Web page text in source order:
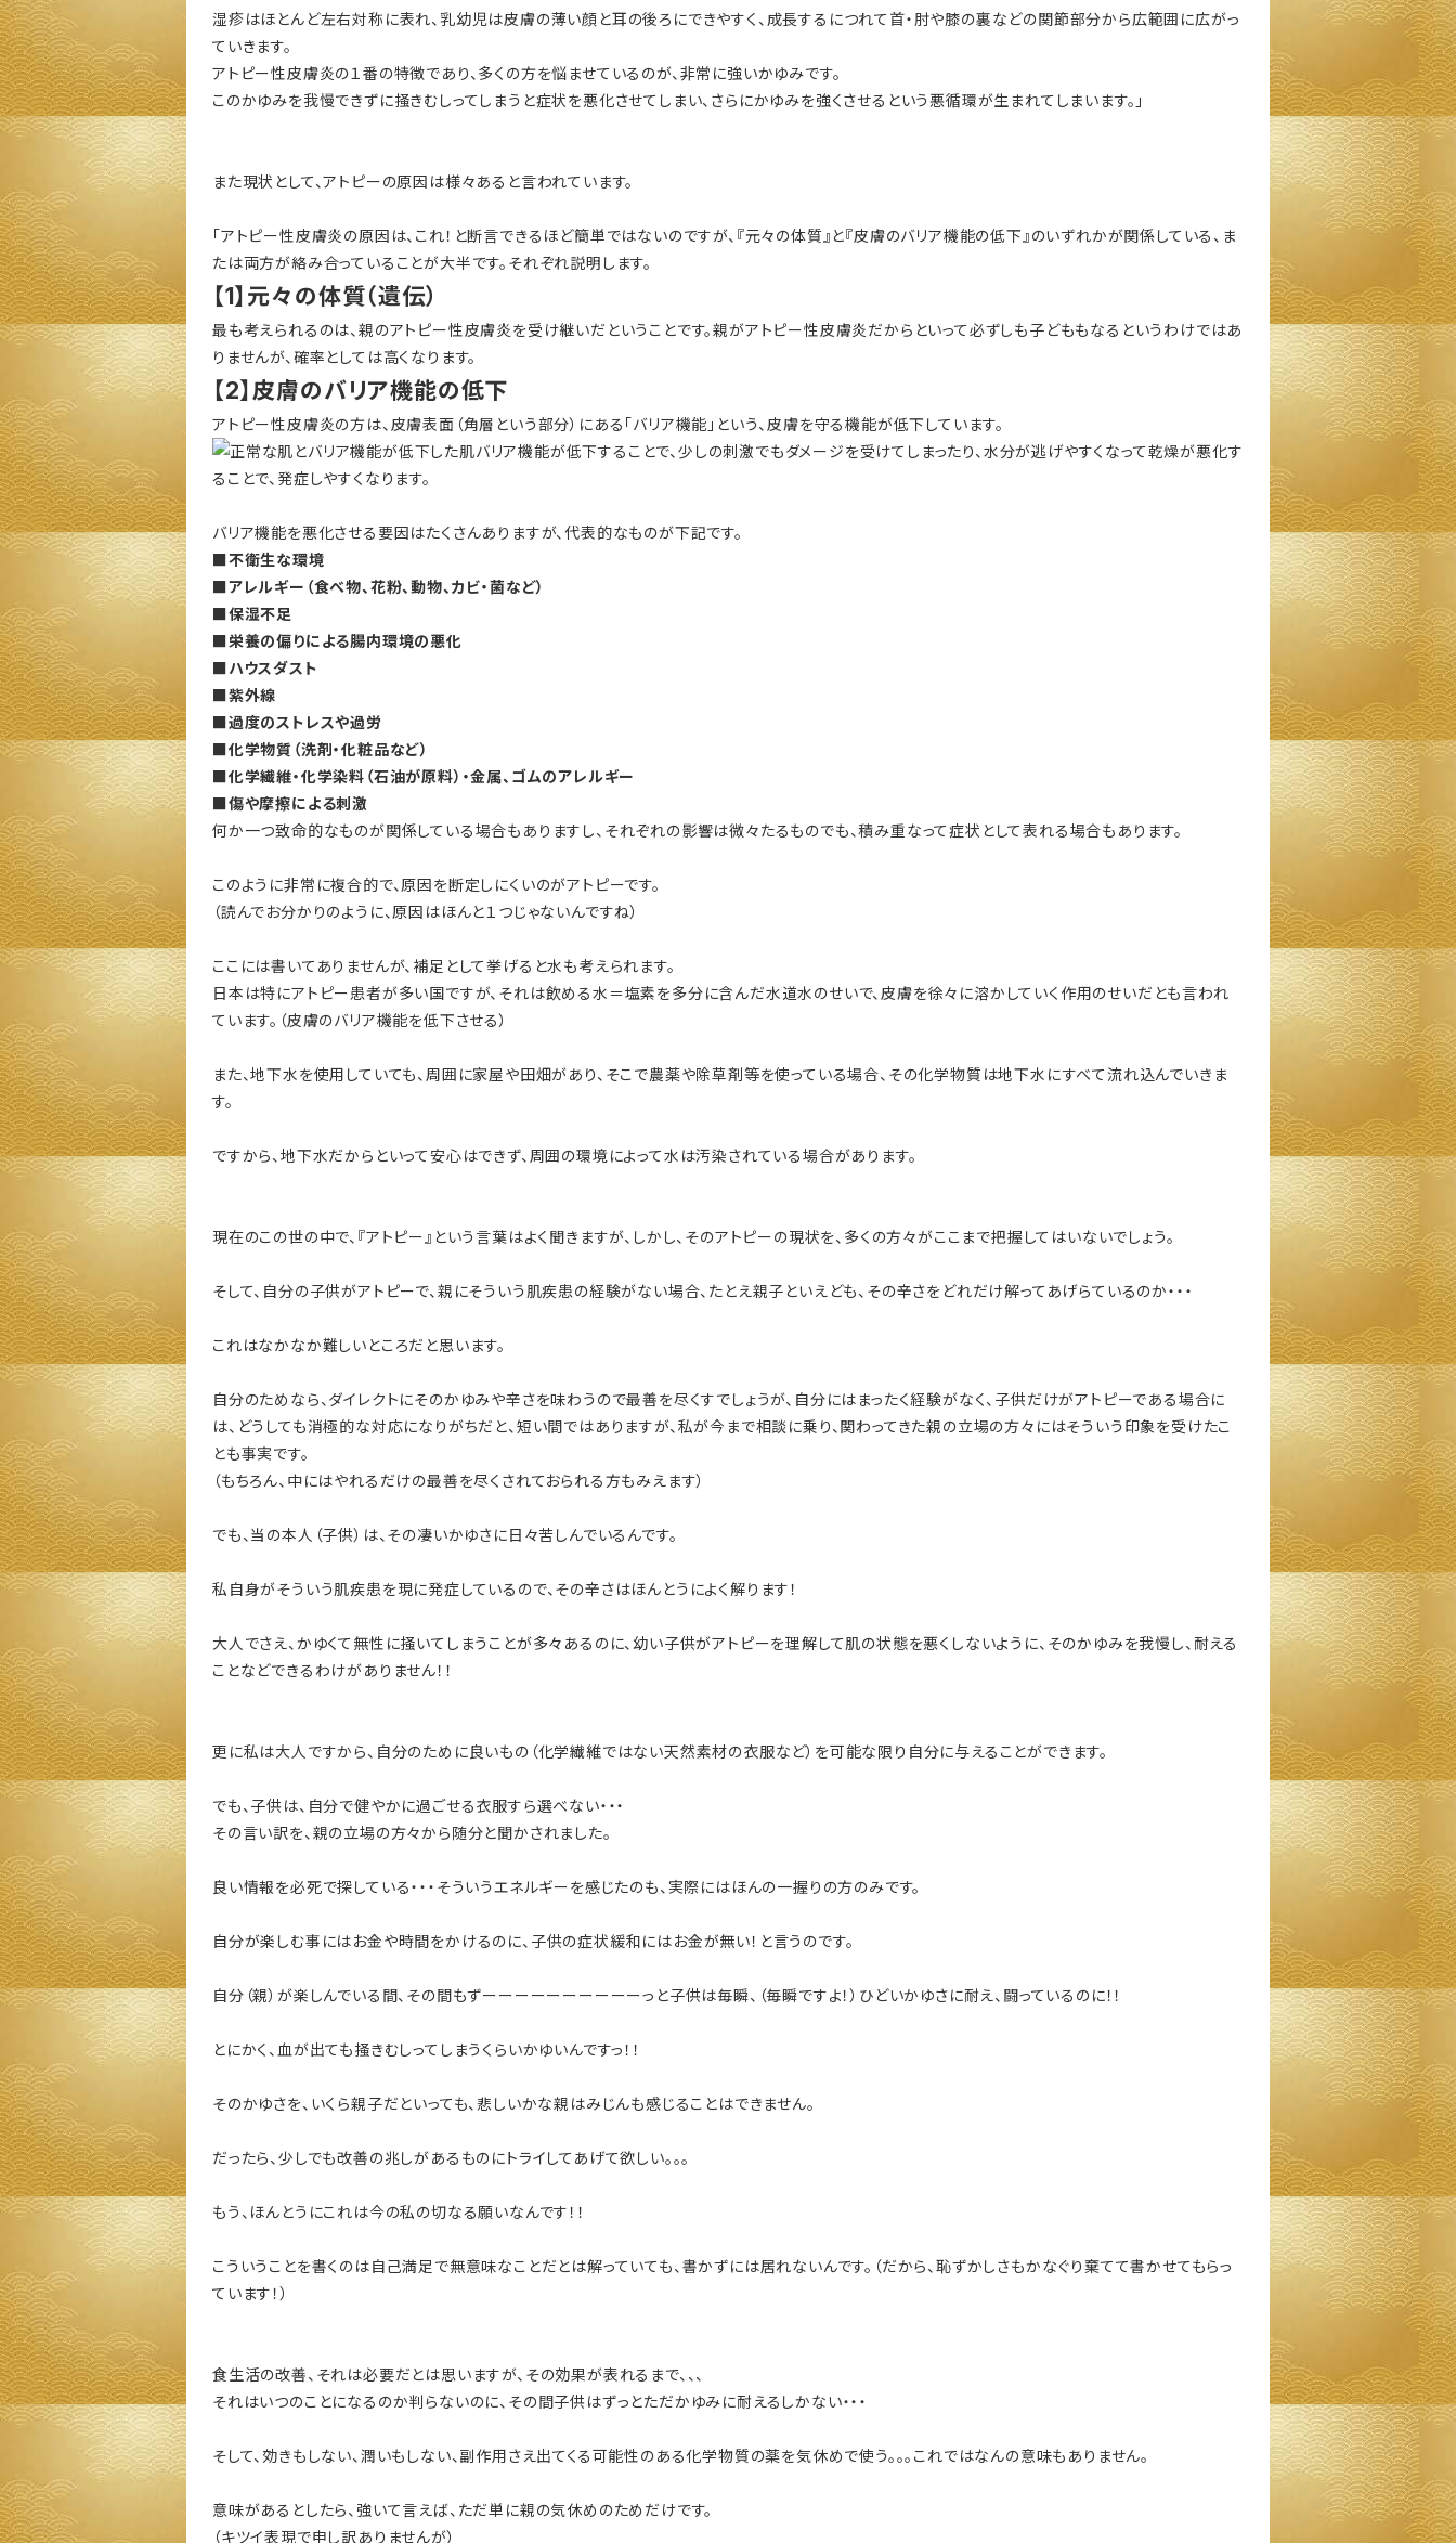
湿疹はほとんど左右対称に表れ、乳幼児は皮膚の薄い顔と耳の後ろにできやすく、成長するにつれて首・肘や膝の裏などの関節部分から広範囲に広がっ
ていきます。
アトピー性皮膚炎の１番の特徴であり、多くの方を悩ませているのが、非常に強いかゆみです。
このかゆみを我慢できずに掻きむしってしまうと症状を悪化させてしまい、さらにかゆみを強くさせるという悪循環が生まれてしまいます。」
また現状として、アトピーの原因は様々あると言われています。
「アトピー性皮膚炎の原因は、これ！と断言できるほど簡単ではないのですが、『元々の体質』と『皮膚のバリア機能の低下』のいずれかが関係している、ま
たは両方が絡み合っていることが大半です。それぞれ説明します。
【1】元々の体質（遺伝）
最も考えられるのは、親のアトピー性皮膚炎を受け継いだということです。親がアトピー性皮膚炎だからといって必ずしも子どももなるというわけではあ
りませんが、確率としては高くなります。
【2】皮膚のバリア機能の低下
アトピー性皮膚炎の方は、皮膚表面（角層という部分）にある「バリア機能」という、皮膚を守る機能が低下しています。
バリア機能が低下することで、少しの刺激でもダメージを受けてしまったり、水分が逃げやすくなって乾燥が悪化す
ることで、発症しやすくなります。
バリア機能を悪化させる要因はたくさんありますが、代表的なものが下記です。
■不衛生な環境
■アレルギー（食べ物、花粉、動物、カビ・菌など）
■保湿不足
■栄養の偏りによる腸内環境の悪化
■ハウスダスト
■紫外線
■過度のストレスや過労
■化学物質（洗剤・化粧品など）
■化学繊維・化学染料（石油が原料）・金属、ゴムのアレルギー
■傷や摩擦による刺激
何か一つ致命的なものが関係している場合もありますし、それぞれの影響は微々たるものでも、積み重なって症状として表れる場合もあります。
このように非常に複合的で、原因を断定しにくいのがアトピーです。
（読んでお分かりのように、原因はほんと１つじゃないんですね）
ここには書いてありませんが、補足として挙げると水も考えられます。
日本は特にアトピー患者が多い国ですが、それは飲める水＝塩素を多分に含んだ水道水のせいで、皮膚を徐々に溶かしていく作用のせいだとも言われ
ています。（皮膚のバリア機能を低下させる）
また、地下水を使用していても、周囲に家屋や田畑があり、そこで農薬や除草剤等を使っている場合、その化学物質は地下水にすべて流れ込んでいきま
す。
ですから、地下水だからといって安心はできず、周囲の環境によって水は汚染されている場合があります。
現在のこの世の中で、『アトピー』という言葉はよく聞きますが、しかし、そのアトピーの現状を、多くの方々がここまで把握してはいないでしょう。
そして、自分の子供がアトピーで、親にそういう肌疾患の経験がない場合、たとえ親子といえども、その辛さをどれだけ解ってあげらているのか・・・
これはなかなか難しいところだと思います。
自分のためなら、ダイレクトにそのかゆみや辛さを味わうので最善を尽くすでしょうが、自分にはまったく経験がなく、子供だけがアトピーである場合に
は、どうしても消極的な対応になりがちだと、短い間ではありますが、私が今まで相談に乗り、関わってきた親の立場の方々にはそういう印象を受けたこ
とも事実です。
（もちろん、中にはやれるだけの最善を尽くされておられる方もみえます）
でも、当の本人（子供）は、その凄いかゆさに日々苦しんでいるんです。
私自身がそういう肌疾患を現に発症しているので、その辛さはほんとうによく解ります！
大人でさえ、かゆくて無性に掻いてしまうことが多々あるのに、幼い子供がアトピーを理解して肌の状態を悪くしないように、そのかゆみを我慢し、耐える
ことなどできるわけがありません！！
更に私は大人ですから、自分のために良いもの（化学繊維ではない天然素材の衣服など）を可能な限り自分に与えることができます。
でも、子供は、自分で健やかに過ごせる衣服すら選べない・・・
その言い訳を、親の立場の方々から随分と聞かされました。
良い情報を必死で探している・・・そういうエネルギーを感じたのも、実際にはほんの一握りの方のみです。
自分が楽しむ事にはお金や時間をかけるのに、子供の症状緩和にはお金が無い！と言うのです。
自分（親）が楽しんでいる間、その間もずーーーーーーーーーーっと子供は毎瞬、（毎瞬ですよ！）ひどいかゆさに耐え、闘っているのに！！
とにかく、血が出ても掻きむしってしまうくらいかゆいんですっ！！
そのかゆさを、いくら親子だといっても、悲しいかな親はみじんも感じることはできません。
だったら、少しでも改善の兆しがあるものにトライしてあげて欲しい。。。
もう、ほんとうにこれは今の私の切なる願いなんです！！
こういうことを書くのは自己満足で無意味なことだとは解っていても、書かずには居れないんです。（だから、恥ずかしさもかなぐり棄てて書かせてもらっ
ています！）
食生活の改善、それは必要だとは思いますが、その効果が表れるまで、、、
それはいつのことになるのか判らないのに、その間子供はずっとただかゆみに耐えるしかない・・・
そして、効きもしない、潤いもしない、副作用さえ出てくる可能性のある化学物質の薬を気休めで使う。。。これではなんの意味もありません。
意味があるとしたら、強いて言えば、ただ単に親の気休めのためだけです。
（キツイ表現で申し訳ありませんが）